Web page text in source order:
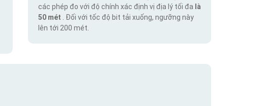
các phép đo với độ chính xác định vị địa lý tối đa là
50 mét
. Đối với tốc độ bit tải xuống, ngưỡng này
lên tới 200 mét.